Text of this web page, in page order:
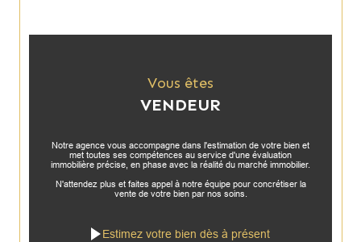
Vous êtes
VENDEUR
Notre agence vous accompagne dans l'estimation de votre bien et
met toutes ses compétences au service d'une évaluation
immobilière précise, en phase avec la réalité du marché immobilier.
N'attendez plus et faites appel à notre équipe pour concrétiser la
vente de votre bien par nos soins.
Estimez votre bien dès à présent